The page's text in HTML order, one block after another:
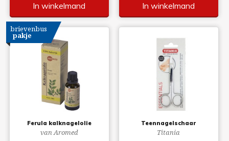
In winkelmand In winkelmand
Ferula kalknagelolie
van Aromed
brievenbus
pakje
Teennagelschaar
Titania